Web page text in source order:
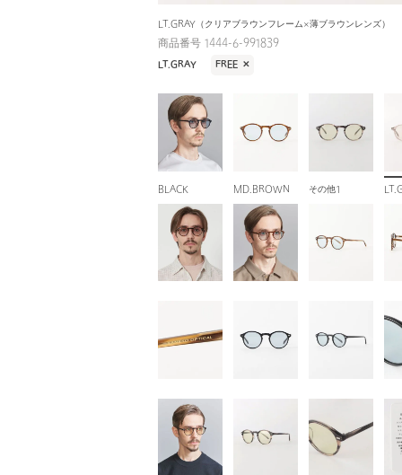
LT.GRAY（クリアブラウンフレーム×薄ブラウンレンズ）
商品番号 1444-6-991839
LT.GRAY FREE ✕
BLACK MD.BROWN その他1